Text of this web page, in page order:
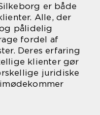
er både
Alle, der
pålidelig
fordel af
Deres erfaring
klienter gør
juridiske